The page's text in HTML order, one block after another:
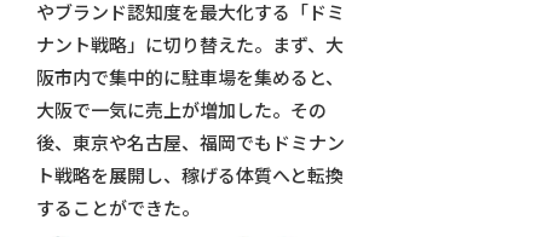
やブランド認知度を最大化する「ドミ
ナント戦略」に切り替えた。まず、大
阪市内で集中的に駐車場を集めると、
大阪で一気に売上が増加した。その
後、東京や名古屋、福岡でもドミナン
ト戦略を展開し、稼げる体質へと転換
することができた。